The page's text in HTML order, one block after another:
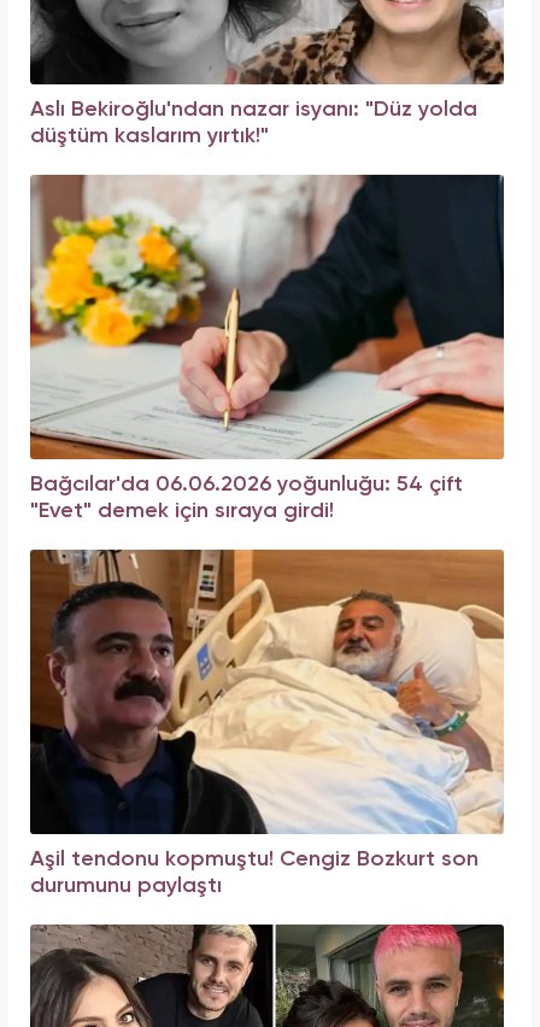
Aslı Bekiroğlu'ndan nazar isyanı: "Düz yolda
düştüm kaslarım yırtık!"
Bağcılar'da 06.06.2026 yoğunluğu: 54 çift
"Evet" demek için sıraya girdi!
Aşil tendonu kopmuştu! Cengiz Bozkurt son
durumunu paylaştı